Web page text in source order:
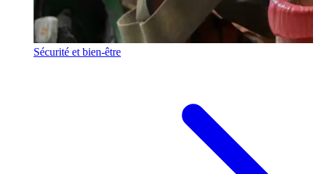
Sécurité et bien-être